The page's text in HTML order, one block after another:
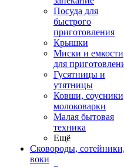
Посуда для
быстрого
приготовления
Крышки
Миски и емкости
для
Гусятницы и
утятницы
Ковши,
молоковарки
Малая бытовая
техника
Ещё
Сковороды, сотейники,
воки